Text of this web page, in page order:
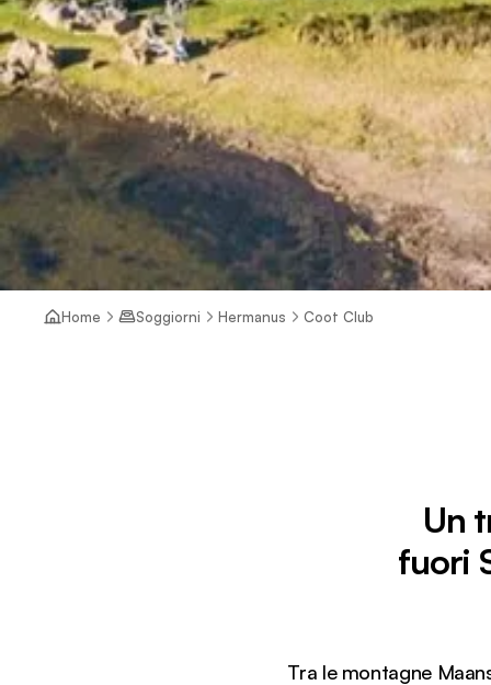
Home Soggiorni Hermanus Coot Club
Un
fuori
Tra le montagne